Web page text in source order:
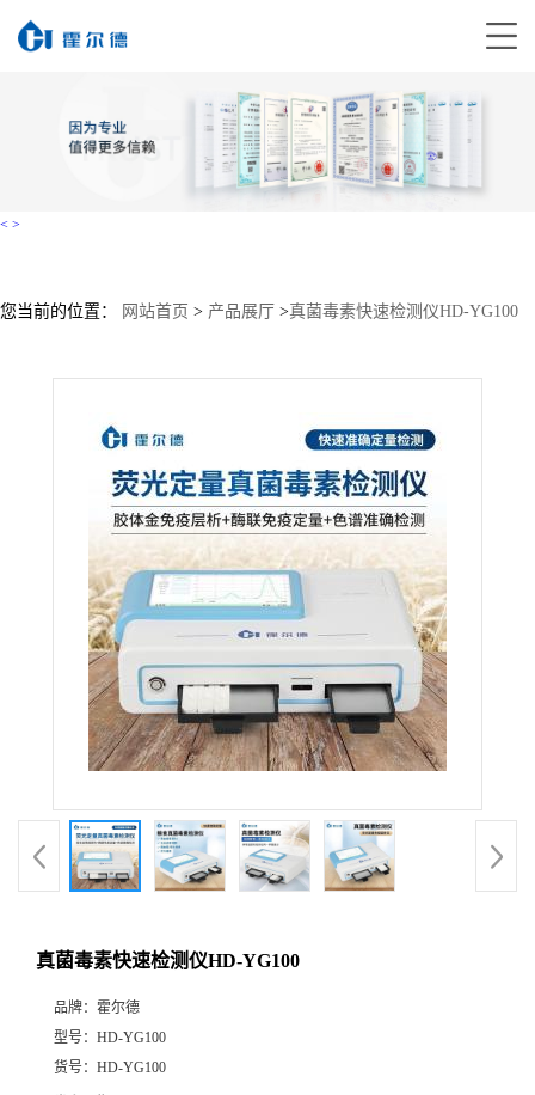
< >
您当前的位置： 网站首页 > 产品展厅 >真菌毒素快速检测仪HD-YG100
真菌毒素快速检测仪HD-YG100
品牌： 霍尔德
型号： HD-YG100
货号： HD-YG100